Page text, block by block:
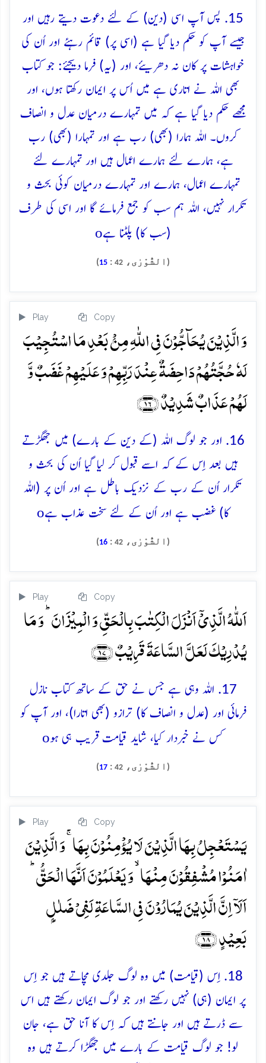
15. پس آپ اسی (دین) کے لئے دعوت دیتے رہیں اور
جیسے آپ کو حکم دیا گیا ہے (اسی پر) قائم رہئے اور اُن کی
خواہشات پر کان نہ دھریئے، اور (یہ) فرما دیجئے: جو کتاب
بھی اللہ نے اتاری ہے میں اُس پر ایمان رکھتا ہوں، اور
مجھے حکم دیا گیا ہے کہ میں تمہارے درمیان عدل و انصاف
کروں۔ اللہ ہمارا (بھی) رب ہے اور تمہارا (بھی) رب
ہے، ہمارے لئے ہمارے اعمال ہیں اور تمہارے لئے
تمہارے اعمال، ہمارے اور تمہارے درمیان کوئی بحث و
تکرار نہیں، اللہ ہم سب کو جمع فرمائے گا اور اسی کی طرف
(سب کا) پلٹنا ہےo
(الشُّوْرٰی، 42
:
15
)
Play Copy
وَ الَّذِیۡنَ یُحَآجُّوۡنَ فِی اللّٰہِ مِنۡۢ بَعۡدِ مَا اسۡتُجِیۡبَ
لَہٗ حُجَّتُہُمۡ دَاحِضَۃٌ عِنۡدَ رَبِّہِمۡ وَ عَلَیۡہِمۡ غَضَبٌ وَّ
لَہُمۡ عَذَابٌ شَدِیۡدٌ ﴿۱۶﴾
16. اور جو لوگ اللہ (کے دین کے بارے) میں جھگڑتے
ہیں بعد اِس کے کہ اسے قبول کر لیا گیا اُن کی بحث و
تکرار اُن کے رب کے نزدیک باطل ہے اور اُن پر (اللہ
کا) غضب ہے اور اُن کے لئے سخت عذاب ہےo
(الشُّوْرٰی، 42
:
16
)
Play Copy
اَللّٰہُ الَّذِیۡۤ اَنۡزَلَ الۡکِتٰبَ بِالۡحَقِّ وَ الۡمِیۡزَانَ ؕ وَ مَا
یُدۡرِیۡکَ لَعَلَّ السَّاعَۃَ قَرِیۡبٌ ﴿۱۷﴾
17. اللہ وہی ہے جس نے حق کے ساتھ کتاب نازل
فرمائی اور (عدل و انصاف کا) ترازو (بھی اتارا)، اور آپ کو
کس نے خبردار کیا، شاید قیامت قریب ہی ہوo
(الشُّوْرٰی، 42
:
17
)
Play Copy
یَسۡتَعۡجِلُ بِہَا الَّذِیۡنَ لَا یُؤۡمِنُوۡنَ بِہَا ۚ وَ الَّذِیۡنَ
اٰمَنُوۡا مُشۡفِقُوۡنَ مِنۡہَا ۙ وَ یَعۡلَمُوۡنَ اَنَّہَا الۡحَقُّ ؕ
اَلَاۤ اِنَّ الَّذِیۡنَ یُمَارُوۡنَ فِی السَّاعَۃِ لَفِیۡ ضَلٰلٍۭ
بَعِیۡدٍ ﴿۱۸﴾
18. اِس (قیامت) میں وہ لوگ جلدی مچاتے ہیں جو اِس
پر ایمان (ہی) نہیں رکھتے اور جو لوگ ایمان رکھتے ہیں اس
سے ڈرتے ہیں اور جانتے ہیں کہ اِس کا آنا حق ہے، جان
لو! جو لوگ قیامت کے بارے میں جھگڑا کرتے ہیں وہ